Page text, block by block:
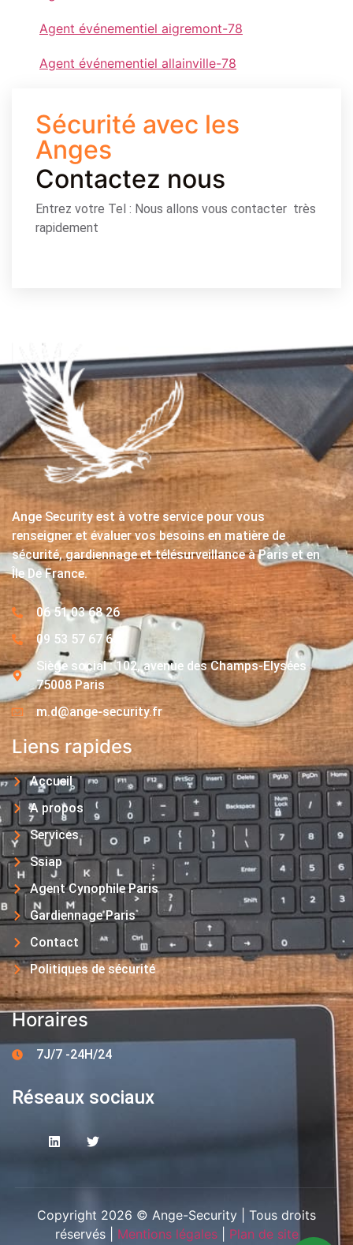
Agent événementiel aigremont-78
Agent événementiel allainville-78
Sécurité avec les
Anges
Contactez nous
Entrez votre Tel : Nous allons vous contacter très
rapidement
Ange Security est à votre service pour vous
renseigner et évaluer vos besoins en matière de
sécurité, gardiennage et télésurveillance à Paris et en
Île De France.
06 51 03 68 26
09 53 57 67 63
Siège social : 102, avenue des Champs-Elysées
75008 Paris
m.d@ange-security.fr
Liens rapides
Accueil
A propos
Services
Ssiap
Agent Cynophile Paris
Gardiennage Paris
Contact
Politiques de sécurité
Horaires
7J/7 -24H/24
Réseaux sociaux
Copyright 2026 © Ange-Security | Tous droits
réservés | Mentions légales| Plan de site